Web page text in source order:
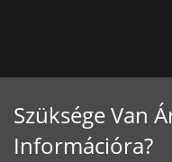
Szüksége Van
Információra?